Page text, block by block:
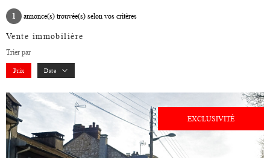
1 annonce(s) trouvée(s) selon vos critères
Vente immobilière
Trier par
Prix Date
EXCLUSIVITÉ